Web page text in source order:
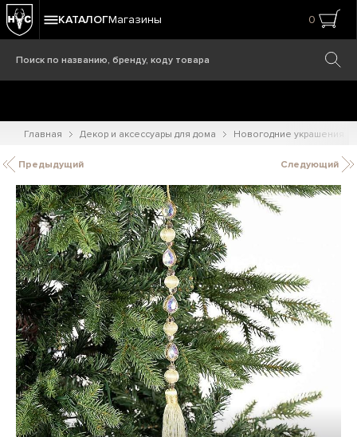
КАТАЛОГМагазины 0
Главная Декор и аксессуары для дома Новогодние украшения
Предыдущий Следующий